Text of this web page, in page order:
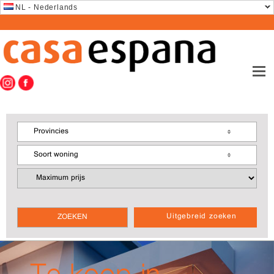
NL - Nederlands
Uitgebreid zoeken
Provincies
Soort woning